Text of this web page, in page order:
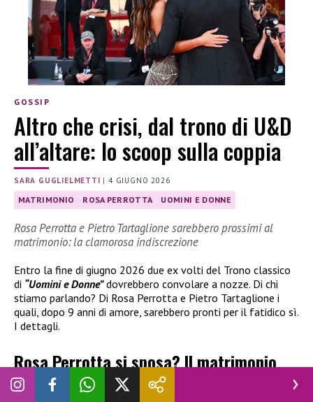
GOSSIP
Altro che crisi, dal trono di U&D
all’altare: lo scoop sulla coppia
SARA GUGLIELMETTI |4 GIUGNO 2026
MATRIMONIO ROSA PERROTTA UOMINI E DONNE
Rosa Perrotta e Pietro Tartaglione sarebbero prossimi al
matrimonio: la clamorosa indiscrezione
Entro la fine di giugno 2026 due ex volti del Trono classico
di “Uomini e Donne”dovrebbero convolare a nozze. Di chi
stiamo parlando? Di Rosa Perrotta e Pietro Tartaglione i
quali, dopo 9 anni di amore, sarebbero pronti per il fatidico sì.
I dettagli.
Rosa Perrotta si sposa? Il matrimonio
con Pietro dopo 9 anni